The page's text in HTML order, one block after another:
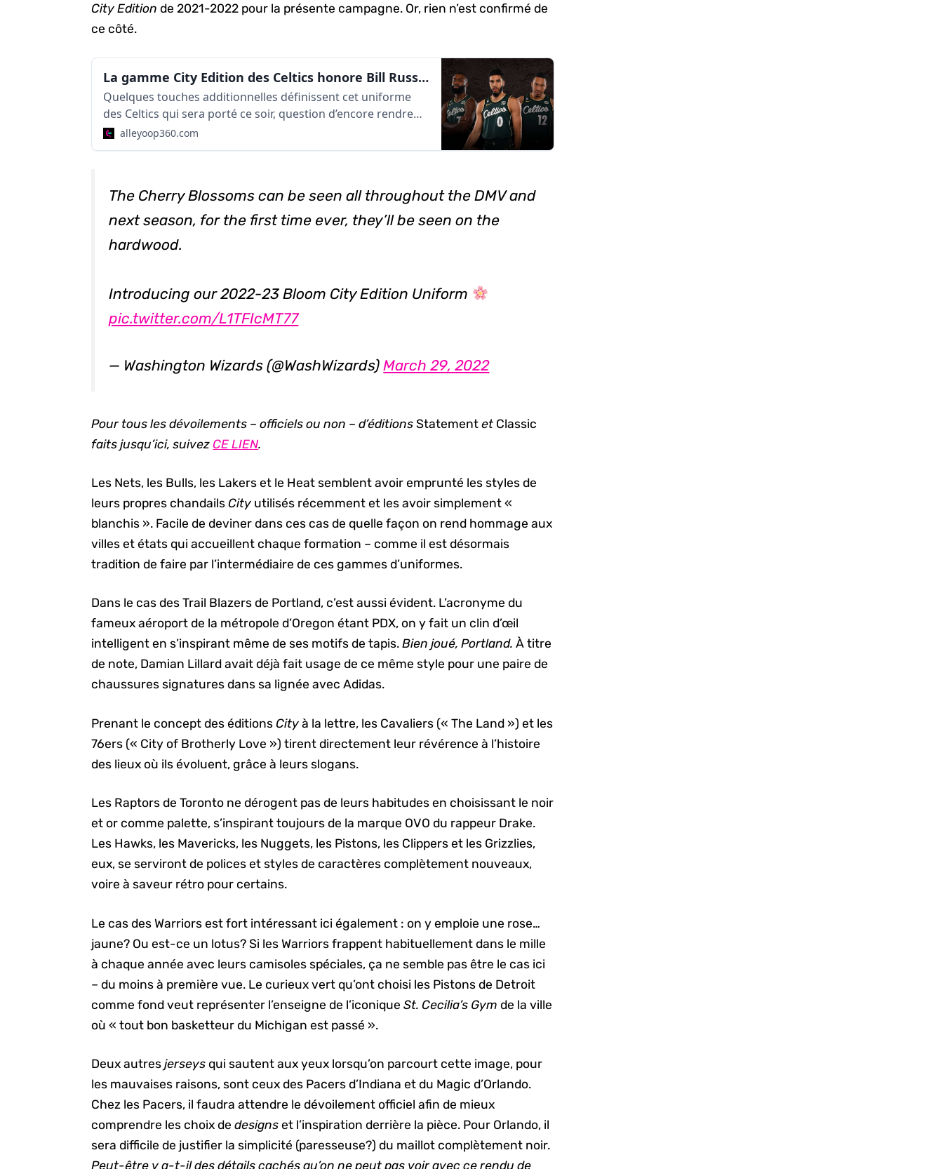
City Edition de 2021-2022 pour la présente campagne. Or, rien n’est confirmé de
ce côté.
La gamme City Edition des Celtics honore Bill Russell | AlleyOop360
Quelques touches additionnelles définissent cet uniforme
des Celtics qui sera porté ce soir, question d’encore rendre
hommage au défunt Bill Russell.
alleyoop360.com
The Cherry Blossoms can be seen all throughout the DMV and
next season, for the first time ever, they’ll be seen on the
hardwood.
Introducing our 2022-23 Bloom City Edition Uniform
pic.twitter.com/L1TFIcMT77
— Washington Wizards (@WashWizards)March 29, 2022
Pour tous les dévoilements – officiels ou non – d’éditionsStatement et Classic
faits jusqu’ici, suivezCE LIEN.
Les Nets, les Bulls, les Lakers et le Heat semblent avoir emprunté les styles de
leurs propres chandailsCity utilisés récemment et les avoir simplement «
blanchis ». Facile de deviner dans ces cas de quelle façon on rend hommage aux
villes et états qui accueillent chaque formation – comme il est désormais
tradition de faire par l’intermédiaire de ces gammes d’uniformes.
Dans le cas des Trail Blazers de Portland, c’est aussi évident. L’acronyme du
fameux aéroport de la métropole d’Oregon étant PDX, on y fait un clin d’œil
intelligent en s’inspirant même de ses motifs de tapis.Bien joué, Portland.À titre
de note, Damian Lillard avait déjà fait usage de ce même style pour une paire de
chaussures signatures dans sa lignée avec Adidas.
Prenant le concept des éditionsCity à la lettre, les Cavaliers (« The Land ») et les
76ers (« City of Brotherly Love ») tirent directement leur révérence à l’histoire
des lieux où ils évoluent, grâce à leurs slogans.
Les Raptors de Toronto ne dérogent pas de leurs habitudes en choisissant le noir
et or comme palette, s’inspirant toujours de la marque OVO du rappeur Drake.
Les Hawks, les Mavericks, les Nuggets, les Pistons, les Clippers et les Grizzlies,
eux, se serviront de polices et styles de caractères complètement nouveaux,
voire à saveur rétro pour certains.
Le cas des Warriors est fort intéressant ici également : on y emploie une rose…
jaune? Ou est-ce un lotus? Si les Warriors frappent habituellement dans le mille
à chaque année avec leurs camisoles spéciales, ça ne semble pas être le cas ici
– du moins à première vue. Le curieux vert qu’ont choisi les Pistons de Detroit
comme fond veut représenter l’enseigne de l’iconiqueSt. Cecilia’s Gym de la ville
où « tout bon basketteur du Michigan est passé ».
Deux autresjerseysqui sautent aux yeux lorsqu’on parcourt cette image, pour
les mauvaises raisons, sont ceux des Pacers d’Indiana et du Magic d’Orlando.
Chez les Pacers, il faudra attendre le dévoilement officiel afin de mieux
comprendre les choix dedesigns et l’inspiration derrière la pièce. Pour Orlando, il
sera difficile de justifier la simplicité (paresseuse?) du maillot complètement noir.
Peut-être y a-t-il des détails cachés qu’on ne peut pas voir avec ce rendu de